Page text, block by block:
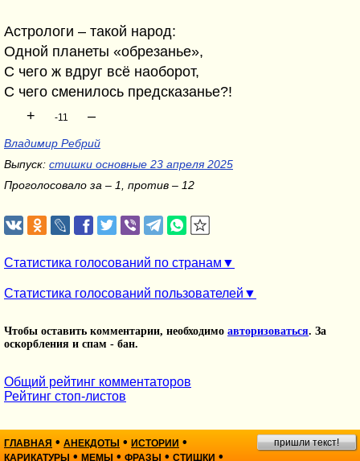
Астрологи – такой народ:
Одной планеты «обрезанье»,
С чего ж вдруг всё наоборот,
С чего сменилось предсказанье?!
+
-11 –
Владимир Ребрий
Выпуск: стишки основные 23 апреля 2025
Проголосовало за – 1, против – 12
Статистика голосований по странам
Статистика голосований пользователей
Чтобы оставить комментарии, необходимо авторизоваться. За
оскорбления и спам - бан.
Общий рейтинг комментаторов
Рейтинг стоп-листов
ГЛАВНАЯ • АНЕКДОТЫ • ИСТОРИИ •
КАРИКАТУРЫ • МЕМЫ • ФРАЗЫ • СТИШКИ •
пришли текст!